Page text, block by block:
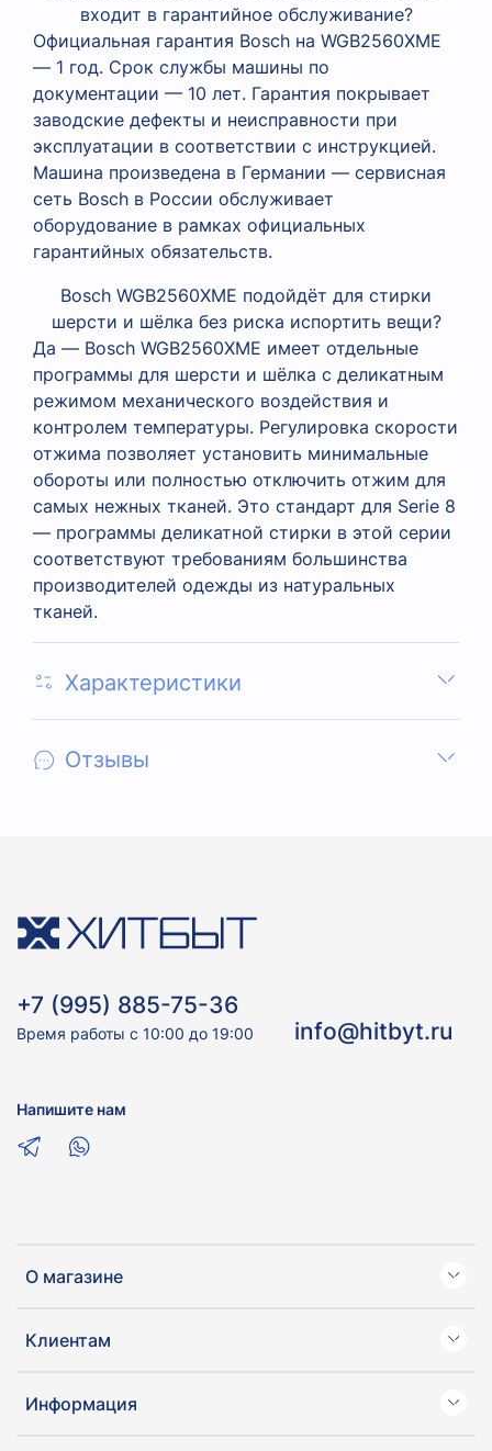
входит в гарантийное обслуживание?
Официальная гарантия Bosch на WGB2560XME
— 1 год. Срок службы машины по
документации — 10 лет. Гарантия покрывает
заводские дефекты и неисправности при
эксплуатации в соответствии с инструкцией.
Машина произведена в Германии — сервисная
сеть Bosch в России обслуживает
оборудование в рамках официальных
гарантийных обязательств.
Bosch WGB2560XME подойдёт для стирки
шерсти и шёлка без риска испортить вещи?
Да — Bosch WGB2560XME имеет отдельные
программы для шерсти и шёлка с деликатным
режимом механического воздействия и
контролем температуры. Регулировка скорости
отжима позволяет установить минимальные
обороты или полностью отключить отжим для
самых нежных тканей. Это стандарт для Serie 8
— программы деликатной стирки в этой серии
соответствуют требованиям большинства
производителей одежды из натуральных
тканей.
Характеристики
Отзывы
О магазине
Клиентам
Информация
+7 (995) 885-75-36
Время работы с 10:00 до 19:00 info@hitbyt.ru
Напишите нам